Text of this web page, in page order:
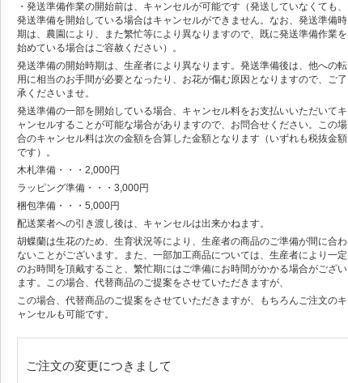
・発送準備作業の開始前は、キャンセルが可能です（発送していなくても、
発送準備を開始している場合はキャンセルができません。なお、発送準備時
期は、農園により、また繁忙等により異なりますので、既に発送準備作業を
始めている場合はご容赦ください）。
発送準備の開始時期は、生産者により異なります。発送準備後は、他への転
用に相当のお手間が必要となったり、お花が傷む原因となりますので、ご了
承くださいませ。
発送準備の一部を開始している場合、キャンセル料をお支払いいただいてキ
ャンセルすることが可能な場合がありますので、お問合せください。この場
合のキャンセル料は次の金額を合算した金額となります（いずれも税抜金額
です）。
木札準備・・・2,000円
ラッピング準備・・・3,000円
梱包準備・・・5,000円
配送業者への引き渡し後は、キャンセルは出来かねます。
胡蝶蘭は生花のため、生育状況等により、生産者の商品のご準備が間に合わ
ないことがございます。また、一部加工商品については、生産者により一定
のお時間を頂戴すること、繁忙期にはご準備にお時間がかかる場合がござい
ます。この場合、代替商品のご提案をさせていただきますが、
この場合、代替商品のご提案をさせていただきますが、もちろんご注文のキ
ャンセルも可能です。
ご注文の変更につきまして